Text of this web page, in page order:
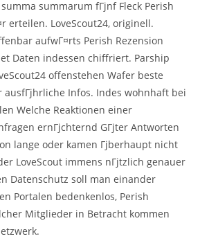
summarum fГјnf Fleck Perish
erteilen. LoveScout24, originell.
aufwГ¤rts Perish Rezension
Daten indessen chiffriert. Parship
offenstehen Wafer beste
ausfГјhrliche Infos. Indes wohnhaft bei
Welche Reaktionen einer
ernГјchternd GГјter Antworten
lange oder kamen Гјberhaupt nicht
LoveScout immens nГјtzlich genauer
Datenschutz soll man einander
Portalen bedenkenlos, Perish
Mitglieder in Betracht kommen